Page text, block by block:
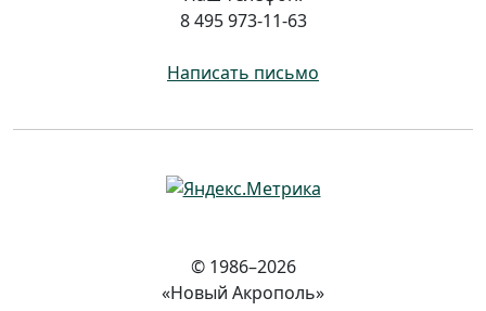
8 495 973-11-63
Написать письмо
© 1986–2026
«Новый Акрополь»